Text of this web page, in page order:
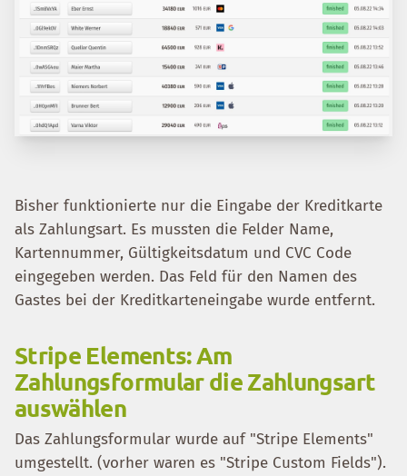
Bisher funktionierte nur die Eingabe der Kreditkarte
als Zahlungsart. Es mussten die Felder Name,
Kartennummer, Gültigkeitsdatum und CVC Code
eingegeben werden. Das Feld für den Namen des
Gastes bei der Kreditkarteneingabe wurde entfernt.
Stripe Elements: Am
Zahlungsformular die Zahlungsart
auswählen
Das Zahlungsformular wurde auf "Stripe Elements"
umgestellt. (vorher waren es "Stripe Custom Fields").